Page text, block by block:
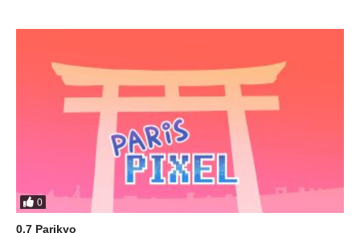
0
0.7 Parikyo